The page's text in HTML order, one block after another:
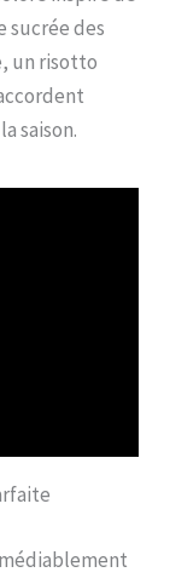
sucrée des
un risotto
saison.